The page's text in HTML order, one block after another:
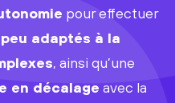
pour effectuer
adaptés à la
, ainsi qu’une
en décalage avec la